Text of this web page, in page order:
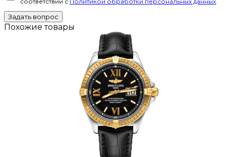
Задать вопрос
Похожие товары